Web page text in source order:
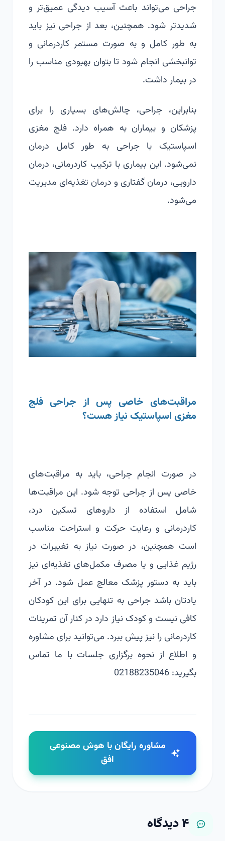
جراحی می‌تواند باعث آسیب دیدگی عمیق‌تر و
شدیدتر شود. همچنین، بعد از جراحی نیز باید
به طور کامل و به صورت مستمر کاردرمانی و
توانبخشی انجام شود تا بتوان بهبودی مناسب را
در بیمار داشت.
بنابراین، جراحی، چالش‌های بسیاری را برای
پزشکان و بیماران به همراه دارد. فلج مغزی
اسپاستیک با جراحی به طور کامل درمان
نمی‌شود. این بیماری با ترکیب کاردرمانی، درمان
دارویی، درمان گفتاری و درمان تغذیه‌ای مدیریت
می‌شود.
مراقبت‌های خاصی پس از جراحی فلج
مغزی اسپاستیک نیاز هست؟
در صورت انجام جراحی، باید به مراقبت‌های
خاصی پس از جراحی توجه شود. این مراقبت‌ها
شامل استفاده از داروهای تسکین درد،
کاردرمانی و رعایت حرکت و استراحت مناسب
است همچنین، در صورت نیاز به تغییرات در
رژیم غذایی و یا مصرف مکمل‌های تغذیه‌ای نیز
باید به دستور پزشک معالج عمل شود. در آخر
یادتان باشد جراحی به تنهایی برای این کودکان
کافی نیست و کودک نیاز دارد در کنار آن تمرینات
کاردرمانی را نیز پیش ببرد. می‌توانید برای مشاوره
و اطلاع از نحوه برگزاری جلسات با ما تماس
بگیرید: 02188235046
مشاوره رایگان با هوش مصنوعی
افق
۴دیدگاه